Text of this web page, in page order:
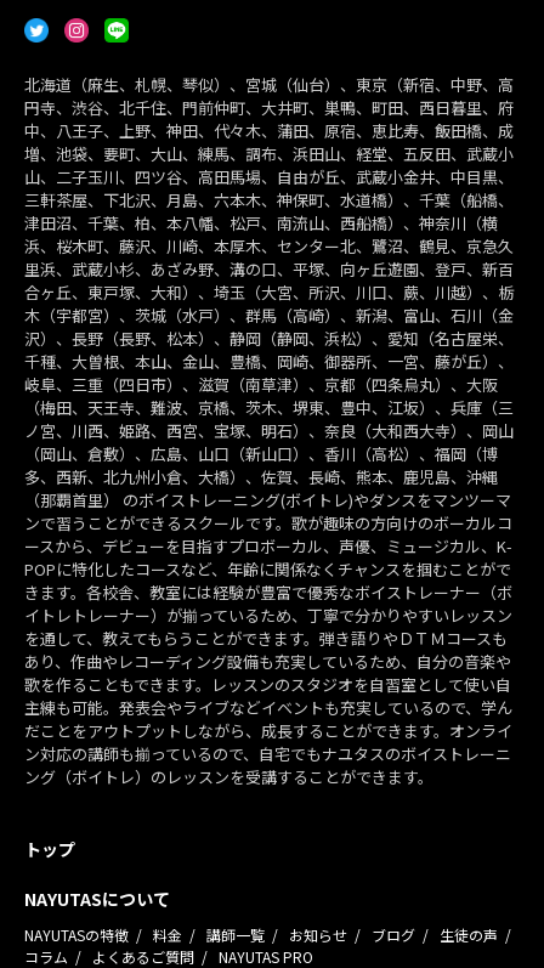
北海道（麻生、札幌、琴似）、宮城（仙台）、東京（新宿、中野、高
円寺、渋谷、北千住、門前仲町、大井町、巣鴨、町田、西日暮里、府
中、八王子、上野、神田、代々木、蒲田、原宿、恵比寿、飯田橋、成
増、池袋、要町、大山、練馬、調布、浜田山、経堂、五反田、武蔵小
山、二子玉川、四ツ谷、高田馬場、自由が丘、武蔵小金井、中目黒、
三軒茶屋、下北沢、月島、六本木、神保町、水道橋）、千葉（船橋、
津田沼、千葉、柏、本八幡、松戸、南流山、西船橋）、神奈川（横
浜、桜木町、藤沢、川崎、本厚木、センター北、鷺沼、鶴見、京急久
里浜、武蔵小杉、あざみ野、溝の口、平塚、向ヶ丘遊園、登戸、新百
合ヶ丘、東戸塚、大和）、埼玉（大宮、所沢、川口、蕨、川越）、栃
木（宇都宮）、茨城（水戸）、群馬（高崎）、新潟、富山、石川（金
沢）、長野（長野、松本）、静岡（静岡、浜松）、愛知（名古屋栄、
千種、大曽根、本山、金山、豊橋、岡崎、御器所、一宮、藤が丘）、
岐阜、三重（四日市）、滋賀（南草津）、京都（四条烏丸）、大阪
（梅田、天王寺、難波、京橋、茨木、堺東、豊中、江坂）、兵庫（三
ノ宮、川西、姫路、西宮、宝塚、明石）、奈良（大和西大寺）、岡山
（岡山、倉敷）、広島、山口（新山口）、香川（高松）、福岡（博
多、西新、北九州小倉、大橋）、佐賀、長崎、熊本、鹿児島、沖縄
（那覇首里） のボイストレーニング(ボイトレ)やダンスをマンツーマ
ンで習うことができるスクールです。歌が趣味の方向けのボーカルコ
ースから、デビューを目指すプロボーカル、声優、ミュージカル、K-
POPに特化したコースなど、年齢に関係なくチャンスを掴むことがで
きます。各校舎、教室には経験が豊富で優秀なボイストレーナー（ボ
イトレトレーナー）が揃っているため、丁寧で分かりやすいレッスン
を通して、教えてもらうことができます。弾き語りやＤＴＭコースも
あり、作曲やレコーディング設備も充実しているため、自分の音楽や
歌を作ることもできます。レッスンのスタジオを自習室として使い自
主練も可能。発表会やライブなどイベントも充実しているので、学ん
だことをアウトプットしながら、成長することができます。オンライ
ン対応の講師も揃っているので、自宅でもナユタスのボイストレーニ
ング（ボイトレ）のレッスンを受講することができます。
トップ
NAYUTASについて
NAYUTASの特徴 料金 講師一覧 お知らせ ブログ
生徒の声
コラム
よくあるご質問 NAYUTAS PRO